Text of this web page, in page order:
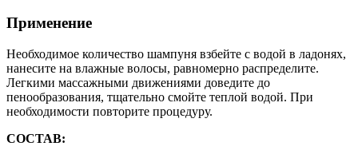
Применение
Необходимое количество шампуня взбейте с водой в ладонях,
нанесите на влажные волосы, равномерно распределите.
Легкими массажными движениями доведите до
пенообразования, тщательно смойте теплой водой. При
необходимости повторите процедуру.
СОСТАВ: